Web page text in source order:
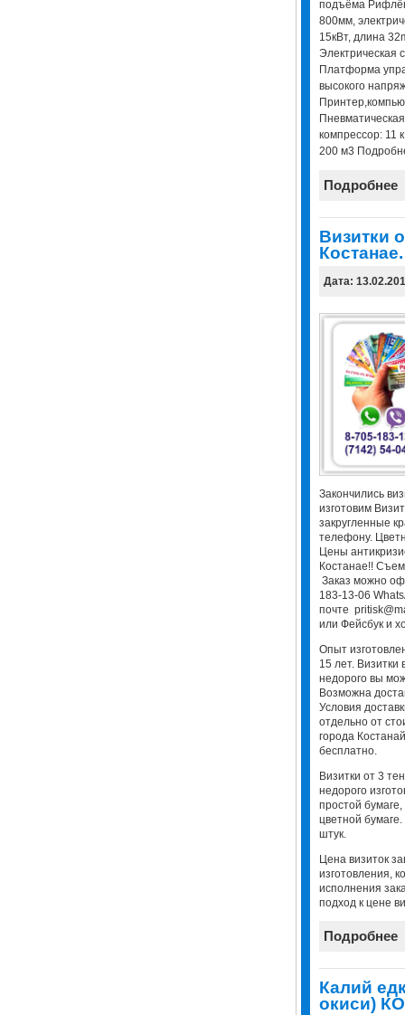
подъёма
800мм,
15кВт, длина
Электрическая
Платформа
высокого
компрессор: 11
200 м3
Подробнее
Визитки
Костанае.
Дата:
Закончились
изготовим
закругленные
телефону.
Цены
Костанае!!
Заказ можно
183-13-06
почте
или Фейсбук и
Опыт
15 лет. Визитки
недорого вы
Возможна
Условия
отдельно от
города
бесплатно.
Визитки от 3
недорого
простой
цветной
штук.
Цена визиток
изготовления,
исполнения
подход к цене
Подробнее
Калий
окиси)